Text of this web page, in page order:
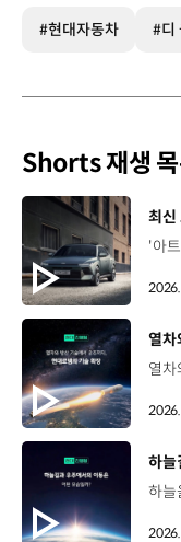
#현대자동차 #디
Shorts 재생
[동
[동
[동
하늘